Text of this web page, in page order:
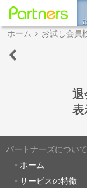
ホーム お試し会員
退
表
パートナーズについて
ホーム
サービスの特徴